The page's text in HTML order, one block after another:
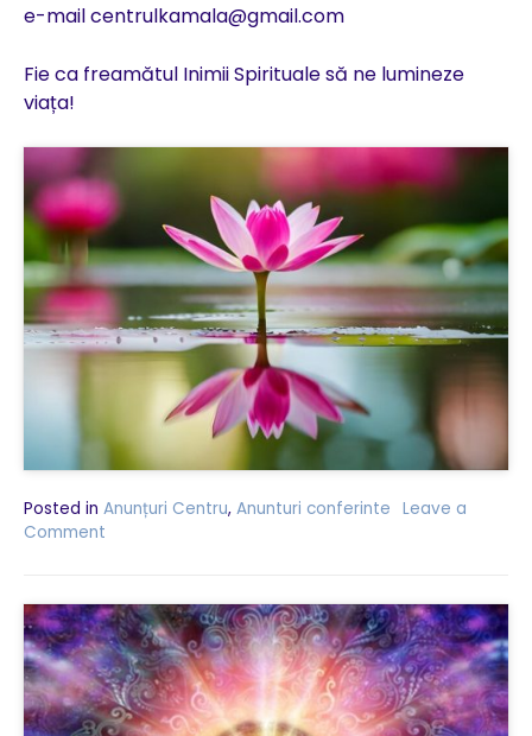
e-mail centrulkamala@gmail.com
Fie ca freamătul Inimii Spirituale să ne lumineze
viața!
Posted in Anunțuri Centru, Anunturi conferinte Leave a
Comment
tema
Karma
Yoga
–
yoga
ce